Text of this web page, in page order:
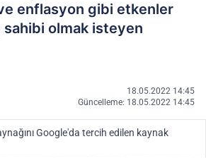
enflasyon gibi etkenler
olmak isteyen
18.05.2022 14:45
Güncelleme: 18.05.2022 14:45
Google'da tercih edilen kaynak